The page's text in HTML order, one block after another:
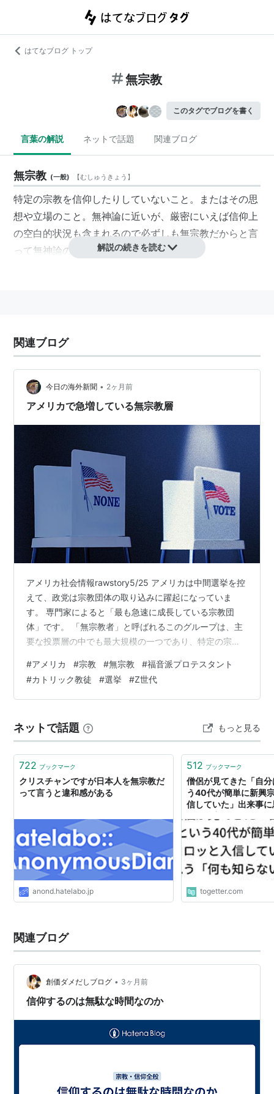
はてなブログ トップ
無宗教
このタグでブログを書く
言葉の解説 ネットで話題 関連ブログ
無宗教 (一般) 【むしゅうきょう 】
特定の宗教を信仰したりしていないこと。またはその思
想や立場のこと。無神論に近いが、厳密にいえば信仰上
の空白的状況も含まれるので必ずしも無宗教だからと言
って無神論の考えであるとは限らない。
解説の続きを読む
関連ブログ
今日の海外新聞 • 2ヶ月前
アメリカで急増している無宗教層
アメリカ社会情報rawstory5/25 アメリカは中間選挙を控
えて、政党は宗教団体の取り込みに躍起になっていま
す。 専門家によると「最も急速に成長している宗教団
体」です。 「無宗教者」と呼ばれるこのグループは、主
要な投票層の中でも最大規模の一つであり、特定の宗教
たちの注目を集めているのです。 「無宗教者」は地理的
にも社会的にも広く分散して 、「無宗教者の人口比率
は、今やキリスト教徒に匹敵するか、あるいは上回って
29％が宗教に属さないと回答しており、これはカトリッ
ク教徒（19％）や福音派プロテ…
#アメリカ #宗教 #無宗教 #福音派プロテスタント
#カトリック教徒 #選挙 #Z世代
ネットで話題 もっと見る
722 ブックマーク
クリスチャンですが日本人を無宗教だ
って言うと違和感がある
anond.hatelabo.jp
512 ブックマーク
僧侶が見てきた「自
う40代が簡単に新興
信していた」出来事
togetter.com
関連ブログ
創価ダメだしブログ • 3ヶ月前
信仰するのは無駄な時間なのか